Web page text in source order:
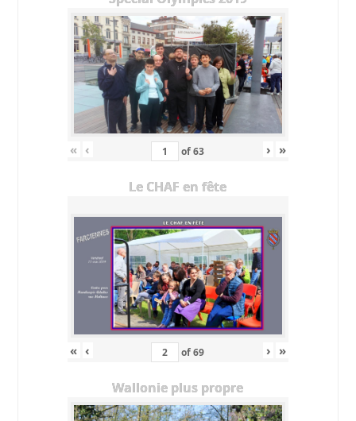
« ‹ of63 › »
Le CHAF en fête
« ‹ of69 › »
Wallonie plus propre